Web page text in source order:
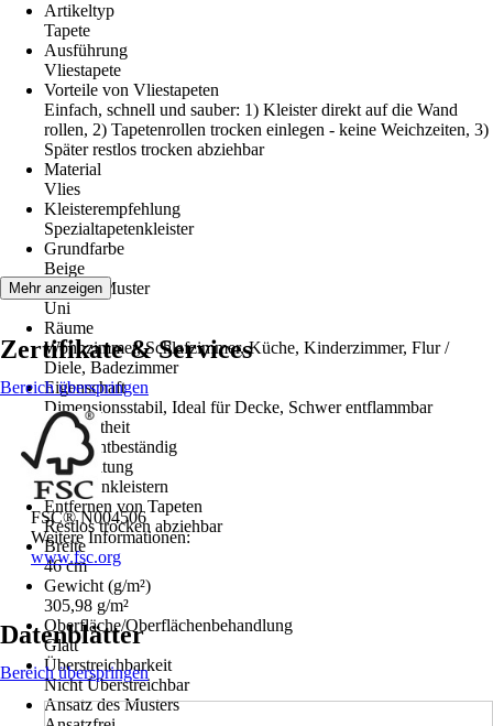
Artikeltyp
Tapete
Ausführung
Vliestapete
Vorteile von Vliestapeten
Einfach, schnell und sauber: 1) Kleister direkt auf die Wand
rollen, 2) Tapetenrollen trocken einlegen - keine Weichzeiten, 3)
Später restlos trocken abziehbar
Material
Vlies
Kleisterempfehlung
Spezialtapetenkleister
Grundfarbe
Beige
Dekor / Muster
Uni
Räume
Wohnzimmer, Schlafzimmer, Küche, Kinderzimmer, Flur /
Diele, Badezimmer
Eigenschaft
Dimensionsstabil, Ideal für Decke, Schwer entflammbar
Farbechtheit
Gut Lichtbeständig
Verarbeitung
Wand einkleistern
Entfernen von Tapeten
Restlos trocken abziehbar
Breite
46 cm
Gewicht (g/m²)
305,98 g/m²
Oberfläche/Oberflächenbehandlung
Glatt
Überstreichbarkeit
Nicht Überstreichbar
Ansatz des Musters
Mehr anzeigen
Zertifikate & Services
Bereich überspringen
FSC® N004506
Weitere Informationen:
www.fsc.org
Datenblätter
Bereich überspringen